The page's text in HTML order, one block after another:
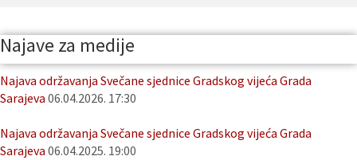
Najave za medije
Najava održavanja Svečane sjednice Gradskog vijeća Grada
Sarajeva 06.04.2026. 17:30
Najava održavanja Svečane sjednice Gradskog vijeća Grada
Sarajeva 06.04.2025. 19:00